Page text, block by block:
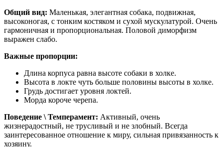
Общий вид: Маленькая, элегантная собака, подвижная,
высоконогая, с тонким костяком и сухой мускулатурой. Очень
гармоничная и пропорциональная. Половой диморфизм
выражен слабо.
Важные пропорции:
Длина корпуса равна высоте собаки в холке.
Высота в локте чуть больше половины высоты в холке.
Грудь достигает уровня локтей.
Морда короче черепа.
Поведение \ Темперамент: Активный, очень
жизнерадостный, не трусливый и не злобный. Всегда
заинтересованное отношение к миру, сильная привязанность к
хозяину.